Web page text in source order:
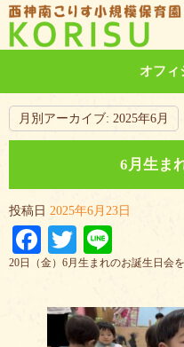
オフィ
月別アーカイブ: 2025年6月
6月生ま
投稿日 2025年6月23日
Facebook
Twitter
20日（金）6月生まれのお誕生日会